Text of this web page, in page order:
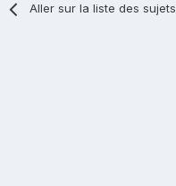
Aller sur la liste des sujets